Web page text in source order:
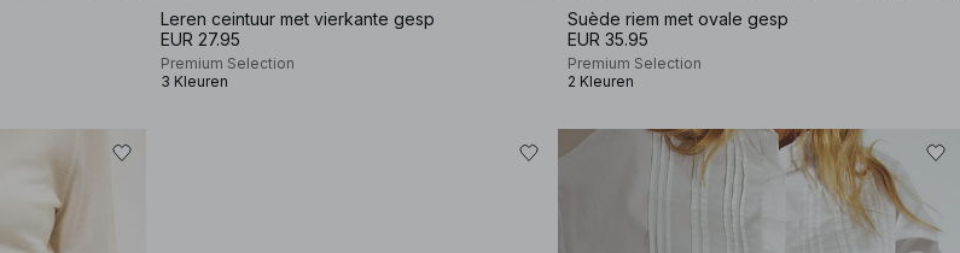
Leren ceintuur met vierkante gesp
EUR 27.95
Premium Selection
3 Kleuren
Suède riem met ovale gesp
EUR 35.95
Premium Selection
2 Kleuren